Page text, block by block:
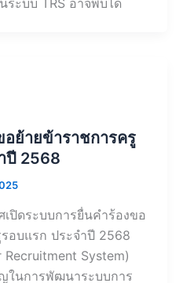
ย้ายข้าราชการครู
ปี 2568
ปิดระบบการยื่นคำร้องขอ
อบแรก ประจำปี 2568
Recruitment System)
ในการพัฒนาระบบการ